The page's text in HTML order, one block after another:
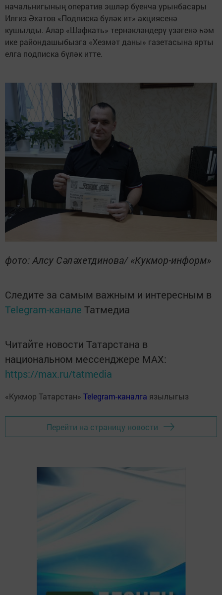
начальнигының оператив эшләр буенча урынбасары
Илгиз Әхәтов «Подписка бүләк ит» акциясенә
кушылды. Алар «Шәфкать» тернәкләндерү үзәгенә һәм
ике райондашыбызга «Хезмәт даны» газетасына ярты
елга подписка бүләк итте.
фото: Алсу Сәләхетдинова/ «Кукмор-информ»
Следите за самым важным и интересным в
Telegram-канале Татмедиа
Читайте новости Татарстана в
национальном мессенджере MАХ:
https://max.ru/tatmedia
«Кукмор Татарстан» Telegram-каналга язылыгыз
Перейти на страницу новости